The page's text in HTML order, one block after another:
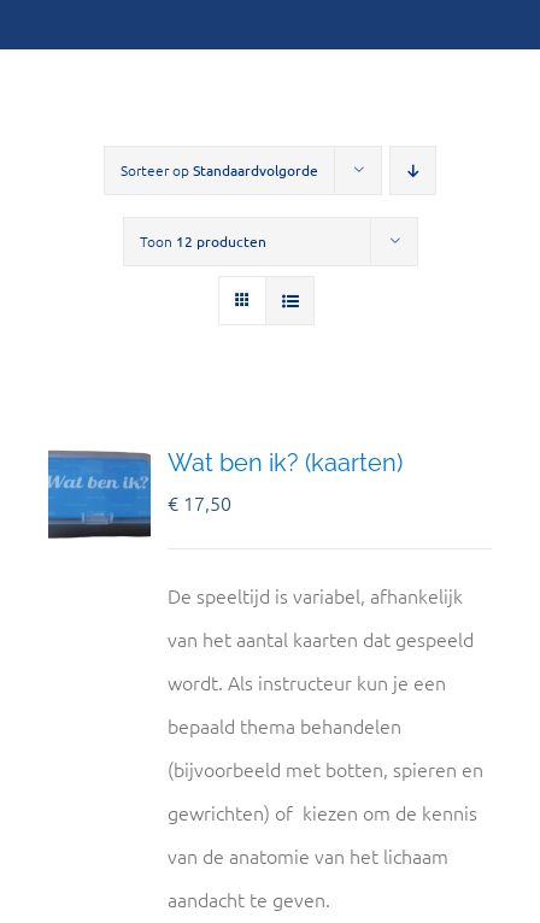
Sorteer opStandaardvolgorde
Toon 12 producten
Wat ben ik? (kaarten)
€ 17,50
De speeltijd is variabel, afhankelijk
van het aantal kaarten dat gespeeld
wordt. Als instructeur kun je een
bepaald thema behandelen
(bijvoorbeeld met botten, spieren en
gewrichten) of kiezen om de kennis
van de anatomie van het lichaam
aandacht te geven.